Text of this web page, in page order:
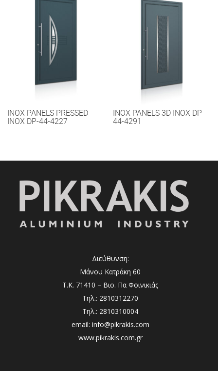
INOX PANELS PRESSED
INOX DP-44-4227
INOX PANELS 3D INOX DP-
44-4291
Διεύθυνση:
Μάνου Κατράκη 60
Τ.Κ. 71410 – Βιο. Πα Φοινικιάς
Τηλ.: 2810312270
Τηλ.: 2810310004
email: info@pikrakis.com
www.pikrakis.com.gr